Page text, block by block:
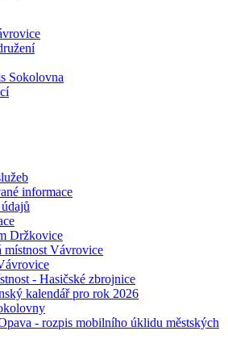
Sokolovna
informace
Držkovice
místnost Vávrovice
- Hasičské zbrojnice
kalendář pro rok 2026
- rozpis mobilního úklidu městských